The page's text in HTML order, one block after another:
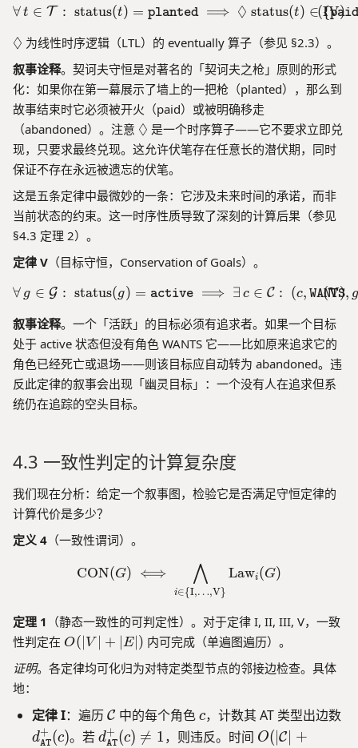
\forall\, t \in
∀t ∈ T : status(t) = planted ⟹ ◊ status(t) ∈ {
(IV)
\
ia
m
o
d
◊ 为线性时序逻辑（LTL）的 eventually 算子（参见 §2.3）。
叙事诠释。契诃夫守恒是对著名的「契诃夫之枪」原则的形式
化：如果你在第一幕展示了墙上的一把枪（planted），那么到
故事结束时它必须被开火（paid）或被明确移走
（abandoned）。注意 \
D
ia
m
o
n
◊ 是一个时序算子——它不要求立即兑
现，只要求最终兑现。这允许伏笔存在任意长的潜伏期，同时
保证不存在永远被遗忘的伏笔。
这是五条定律中最微妙的一条：它涉及未来时间的承诺，而非
当前状态的约束。这一时序性质导致了深刻的计算后果（参见
§4.3 定理 2）。
定律 V （目标守恒，Conservation of Goals）。
\forall\, g \in
∀ g ∈ G : status(g) = active ⟹ ∃ c ∈ C : (c, WANTS, g
(V)
叙事诠释。一个「活跃」的目标必须有追求者。如果一个目标
处于 active 状态但没有角色 WANTS 它——比如原来追求它的
角色已经死亡或退场——则该目标应自动转为 abandoned。违
反此定律的叙事会出现「幽灵目标」：一个没有人在追求但系
统仍在追踪的空头目标。
4.3 一致性判定的计算复杂度
我们现在分析：给定一个叙事图，检验它是否满足守恒定律的
计算代价是多少？
定义 4 （一致性谓词）。
\text{CON}(G) \iff
CON(G) ⟺
i∈{I,…,V}
⋀ Lawi(G)
定理 1 （静态一致性的可判定性）。对于定律 I, II, III, V，一致
性判定在 O
V
+
|
E
O( V + E∣ ) 内可完成（单遍图遍历）。
证明。各定律均可化归为对特定类型节点的邻接边检查。具体
地：
定律 I：遍历\
m
C 中的每个角色c
c，计数其 AT 类型出边数
dAT
+ (c)。若d
dAT
+ (c) 
= 1，则违反。时间 O
O( ∣C
+